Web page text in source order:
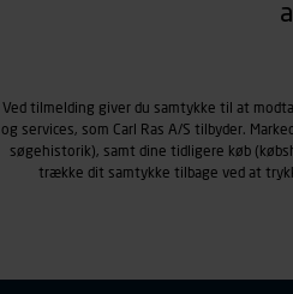
Ved tilmelding giver du samtykke til at
og services, som Carl Ras A/S tilbyder.
søgehistorik), samt dine tidligere køb
trække dit samtykke tilbage ved at